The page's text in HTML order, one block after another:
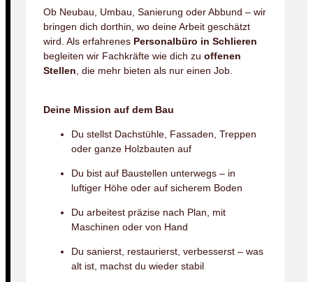
Ob Neubau, Umbau, Sanierung oder Abbund – wir
bringen dich dorthin, wo deine Arbeit geschätzt
wird. Als erfahrenes Personalbüro in Schlieren
begleiten wir Fachkräfte wie dich zu offenen
Stellen , die mehr bieten als nur einen Job.
Deine Mission auf dem Bau
Du stellst Dachstühle, Fassaden, Treppen
oder ganze Holzbauten auf
Du bist auf Baustellen unterwegs – in
luftiger Höhe oder auf sicherem Boden
Du arbeitest präzise nach Plan, mit
Maschinen oder von Hand
Du sanierst, restaurierst, verbesserst – was
alt ist, machst du wieder stabil